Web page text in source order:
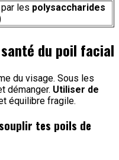
par les polysaccharides
du poil facial
du visage. Sous les
démanger. Utiliser de
équilibre fragile.
tes poils de